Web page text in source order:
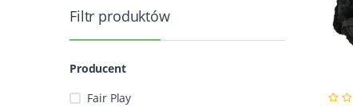
Filtr produktów
Producent
Fair Play